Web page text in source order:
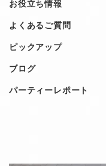
お役立ち情報
よくあるご質問
ピックアップ
ブログ
パーティーレポート